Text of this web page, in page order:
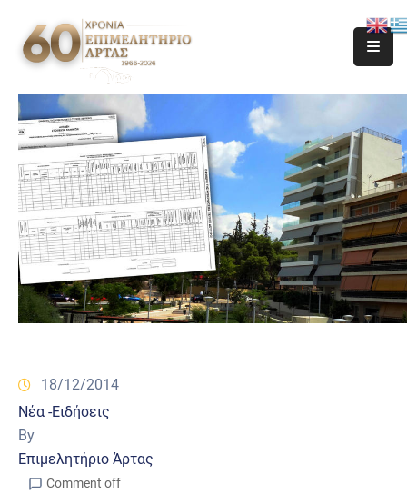
18/12/2014
Νέα -Ειδήσεις
By
Επιμελητήριο Άρτας
Comment off